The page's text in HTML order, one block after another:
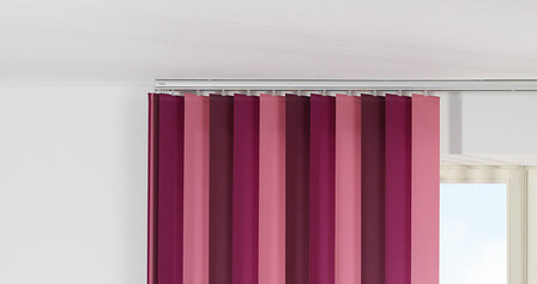
Vertikaljalousie-Impressionen